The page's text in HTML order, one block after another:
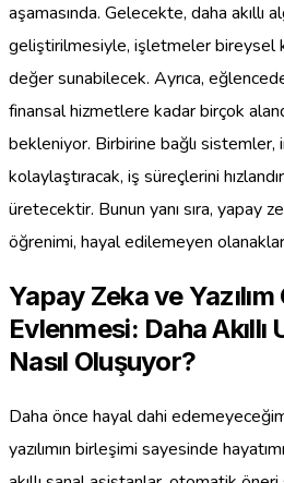
aşamasında. Gelecekte, daha akıllı
geliştirilmesiyle, işletmeler bireysel
değer sunabilecek. Ayrıca,
finansal hizmetlere kadar birçok
bekleniyor. Birbirine bağlı sistemler,
kolaylaştıracak, iş süreçlerini
üretecektir. Bunun yanı sıra, yapay
öğrenimi, hayal edilemeyen
Yapay Zeka ve
Evlenmesi: Daha
Nasıl Oluşuyor?
Daha önce hayal dahi
yazılımın birleşimi sayesinde